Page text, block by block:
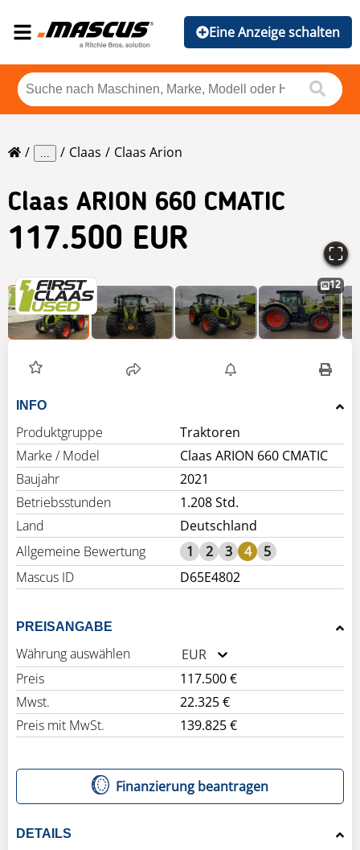
Eine Anzeige schalten
... Claas Claas Arion
Claas ARION 660 CMATIC
117.500 EUR
12
INFO
Produktgruppe
Traktoren
Marke / Model
Claas ARION 660 CMATIC
Baujahr
2021
Betriebsstunden
1.208 Std.
Land
Deutschland
Allgemeine Bewertung
1 2 3 4
5
Mascus ID
D65E4802
PREISANGABE
Währung auswählen
EUR
Preis
117.500 €
Mwst.
22.325 €
Preis mit MwSt.
139.825 €
Finanzierung beantragen
DETAILS